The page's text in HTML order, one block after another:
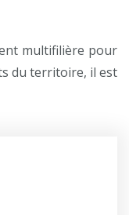
multifilière pour
du territoire, il est